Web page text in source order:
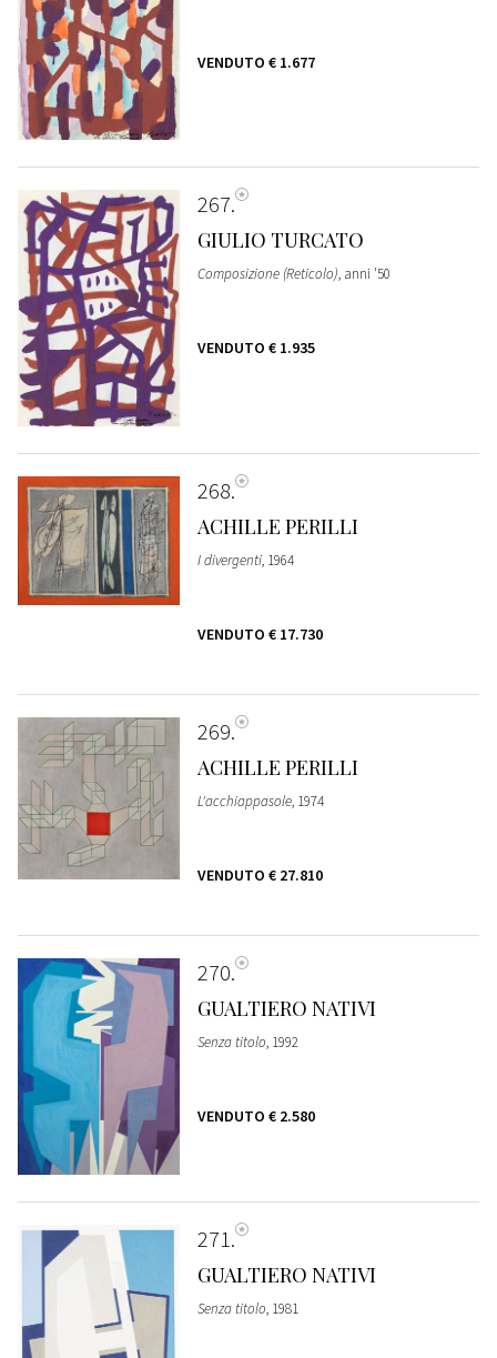
VENDUTO € 1.677
267
GIULIO TURCATO
Composizione (Reticolo), anni '50
VENDUTO € 1.935
268
ACHILLE PERILLI
I divergenti, 1964
VENDUTO € 17.730
269
ACHILLE PERILLI
L'acchiappasole, 1974
VENDUTO € 27.810
270
GUALTIERO NATIVI
Senza titolo, 1992
VENDUTO € 2.580
271
GUALTIERO NATIVI
Senza titolo, 1981